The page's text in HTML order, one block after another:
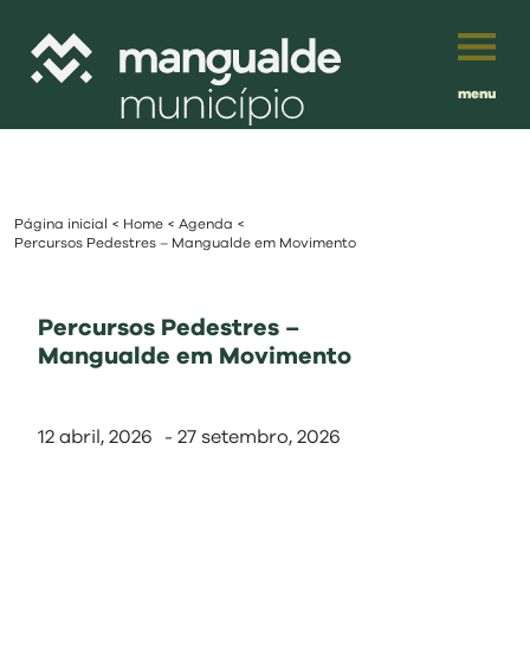
menu
município
viver
Português
Traduzido por:
Página inicial < Home < Agenda <
Percursos Pedestres – Mangualde em Movimento
Percursos Pedestres –
Mangualde em Movimento
12 abril, 2026 - 27 setembro, 2026